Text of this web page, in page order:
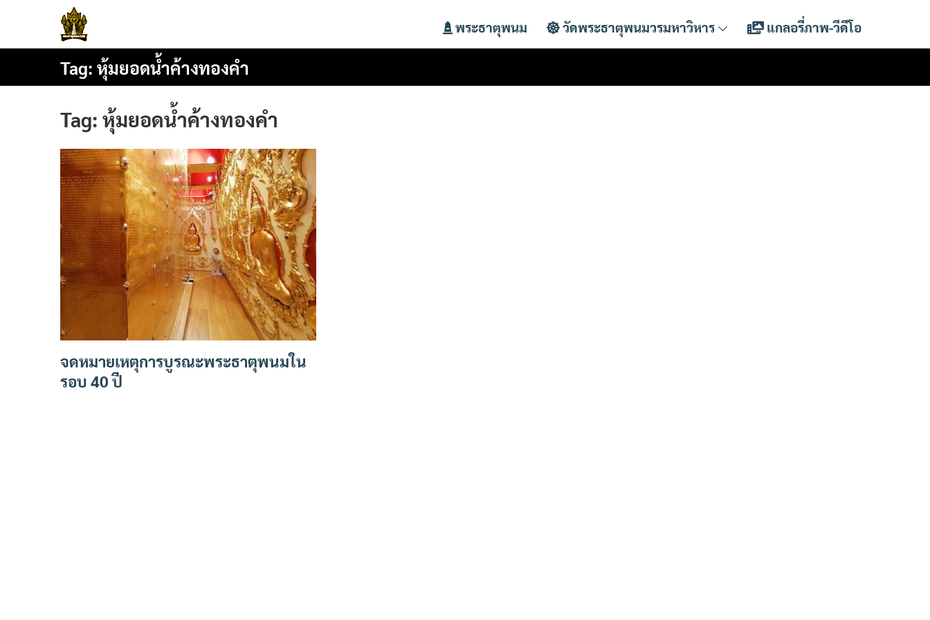
พระธาตุพนม พระธาตุพนม วัดพระธาตุพนมวรมหาวิหาร แกลอรี่ภาพ-วีดีโอ
Tag: หุ้มยอดน้ำค้างทองคำ
Tag: หุ้มยอดน้ำค้างทองคำ
จดหมายเหตุการบูรณะพระธาตุพนมใน
รอบ 40 ปี